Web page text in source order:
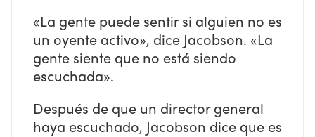
«La gente puede sentir si alguien no es
un oyente activo», dice Jacobson. «La
gente siente que no está siendo
escuchada».
Después de que un director general
haya escuchado, Jacobson dice que es